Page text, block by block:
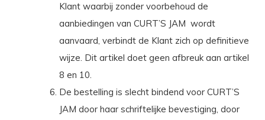
Klant waarbij zonder voorbehoud de
aanbiedingen van CURT’S JAM wordt
aanvaard, verbindt de Klant zich op definitieve
wijze. Dit artikel doet geen afbreuk aan artikel
8 en 10.
De bestelling is slecht bindend voor CURT’S
JAM door haar schriftelijke bevestiging, door